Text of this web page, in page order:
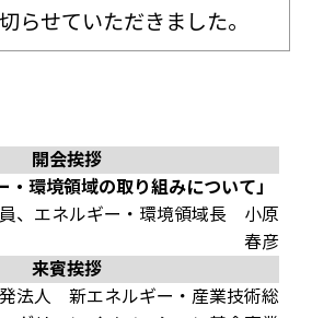
らせていただきました。
開会挨拶
・環境領域の取り組みについて」
、エネルギー・環境領域長
小原
春彦
来賓挨拶
法人 新エネルギー・産業技術総